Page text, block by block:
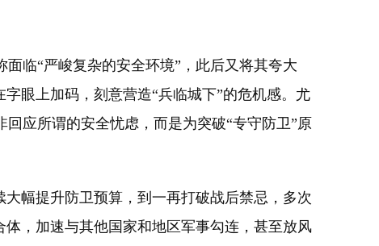
临“严峻复杂的安全环境”，此后又将其夸大
眼上加码，刻意营造“兵临城下”的危机感。尤
应所谓的安全忧虑，而是为突破“专守防卫”原
幅提升防卫预算，到一再打破战后禁忌，多次
，加速与其他国家和地区军事勾连，甚至放风